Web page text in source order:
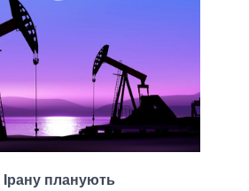
Ірану планують